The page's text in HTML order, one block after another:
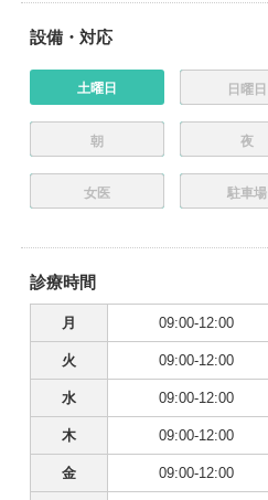
設備・対応
土曜日 日曜日
朝 夜
女医 駐車場
診療時間
月 09:00-12:00
火 09:00-12:00
水 09:00-12:00
木 09:00-12:00
金 09:00-12:00